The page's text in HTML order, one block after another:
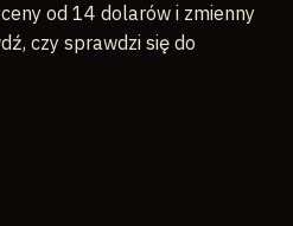
od 14 dolarów i zmienny
czy sprawdzi się do